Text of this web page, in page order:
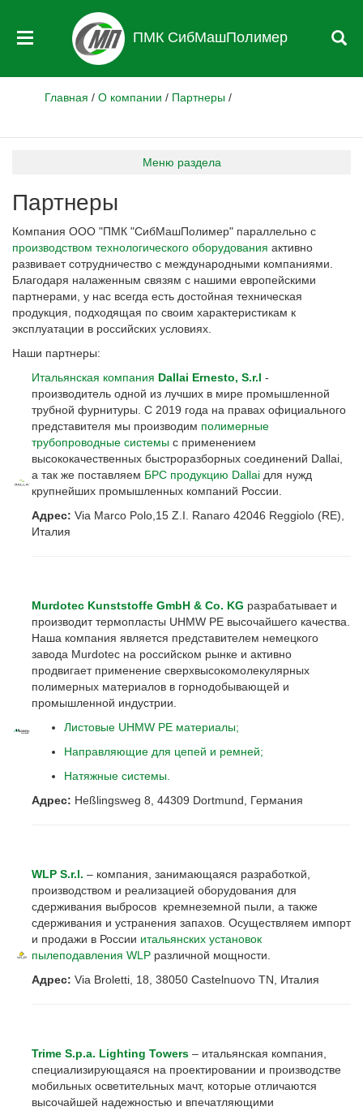
ПМК СибМашПолимер
Главная / О компании / Партнеры /
Меню раздела
Партнеры
Компания ООО "ПМК "СибМашПолимер" параллельно с
производством технологического оборудования активно
развивает сотрудничество с международными компаниями.
Благодаря налаженным связям с нашими европейскими
партнерами, у нас всегда есть достойная техническая
продукция, подходящая по своим характеристикам к
эксплуатации в российских условиях.
Наши партнеры:
Итальянская компания Dallai Ernesto, S.r.l -
производитель одной из лучших в мире промышленной
трубной фурнитуры. C 2019 года на правах официального
представителя мы производим полимерные
трубопроводные системы с применением
высококачественных быстроразборных соединений Dallai,
а так же поставляем БРС продукцию Dallai для нужд
крупнейших промышленных компаний России.
Адрес: Via Marco Polo,15 Z.I. Ranaro 42046 Reggiolo (RЕ),
Италия
Murdotec Kunststoffe GmbH & Co. KG разрабатывает и
производит термопласты UHMW PE высочайшего качества.
Наша компания является представителем немецкого
завода Murdotec на российском рынке и активно
продвигает применение сверхвысокомолекулярных
полимерных материалов в горнодобывающей и
промышленной индустрии.
Листовые UHMW PE материалы;
Направляющие для цепей и ремней;
Натяжные системы.
Адрес: Heßlingsweg 8, 44309 Dortmund, Германия
WLP S.r.l. – компания, занимающаяся разработкой,
производством и реализацией оборудования для
сдерживания выбросов кремнеземной пыли, а также
сдерживания и устранения запахов. Осуществляем импорт
и продажи в России итальянских установок
пылеподавления WLP различной мощности.
Адрес: Via Broletti, 18, 38050 Castelnuovo TN, Италия
Trime S.p.a. Lighting Towers – итальянская компания,
специализирующаяся на проектировании и производстве
мобильных осветительных мачт, которые отличаются
высочайшей надежностью и впечатляющими